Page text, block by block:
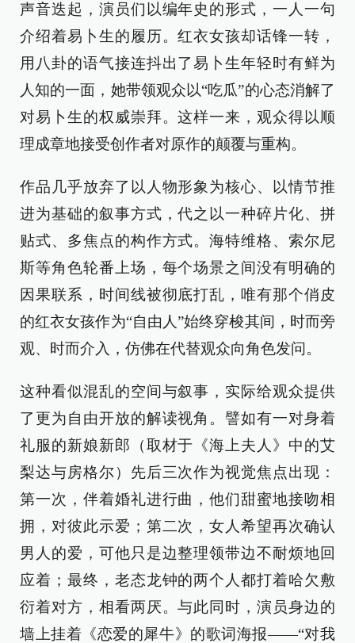
声音迭起，演员们以编年史的形式，一人一句
介绍着易卜生的履历。红衣女孩却话锋一转，
用八卦的语气接连抖出了易卜生年轻时有鲜为
人知的一面，她带领观众以“吃瓜”的心态消解了
对易卜生的权威崇拜。这样一来，观众得以顺
理成章地接受创作者对原作的颠覆与重构。
作品几乎放弃了以人物形象为核心、以情节推
进为基础的叙事方式，代之以一种碎片化、拼
贴式、多焦点的构作方式。海特维格、索尔尼
斯等角色轮番上场，每个场景之间没有明确的
因果联系，时间线被彻底打乱，唯有那个俏皮
的红衣女孩作为“自由人”始终穿梭其间，时而旁
观、时而介入，仿佛在代替观众向角色发问。
这种看似混乱的空间与叙事，实际给观众提供
了更为自由开放的解读视角。譬如有一对身着
礼服的新娘新郎（取材于《海上夫人》中的艾
梨达与房格尔）先后三次作为视觉焦点出现：
第一次，伴着婚礼进行曲，他们甜蜜地接吻相
拥，对彼此示爱；第二次，女人希望再次确认
男人的爱，可他只是边整理领带边不耐烦地回
应着；最终，老态龙钟的两个人都打着哈欠敷
衍着对方，相看两厌。与此同时，演员身边的
墙上挂着《恋爱的犀牛》的歌词海报——“对我